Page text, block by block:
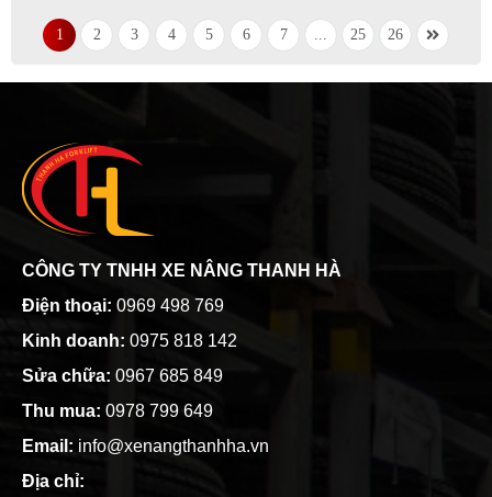
1 2 3 4 5 6 7 25 26
CÔNG TY TNHH XE NÂNG THANH HÀ
Điện thoại: 0969 498 769
Kinh doanh: 0975 818 142
Sửa chữa: 0967 685 849
Thu mua: 0978 799 649
Email: info@xenangthanhha.vn
Địa chỉ: